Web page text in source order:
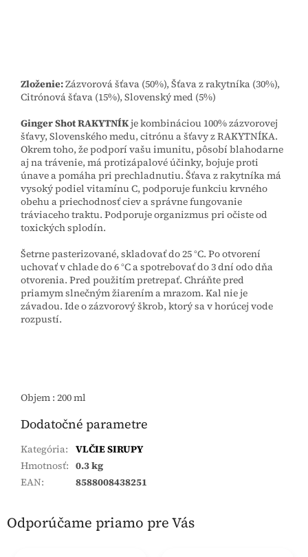
Zloženie:Zázvorová šťava (50%), Šťava z rakytníka (30%),
Citrónová šťava (15%), Slovenský med (5%)
Ginger ShotRAKYTNÍKje kombináciou 100% zázvorovej
šťavy, Slovenského medu, citrónu a šťavy z RAKYTNÍKA.
Okrem toho, že podporí vašu imunitu, pôsobí blahodarne
aj na trávenie, má protizápalové účinky, bojuje proti
únave a pomáha pri prechladnutiu. Šťava z rakytníka má
vysoký podiel vitamínu C, podporuje funkciu krvného
obehu a priechodnosť ciev a správne fungovanie
tráviaceho traktu. Podporuje organizmus pri očiste od
toxických splodín.
Šetrne pasterizované, skladovať do 25 °C. Po otvorení
uchovať v chlade do 6 °C a spotrebovať do 3 dní odo dňa
otvorenia. Pred použitím pretrepať. Chráňte pred
priamym slnečným žiarením a mrazom. Kal nie je
závadou. Ide o zázvorový škrob, ktorý sa v horúcej vode
rozpustí.
Objem : 200 ml
Dodatočné parametre
Kategória: VLČIE SIRUPY
Hmotnosť: 0.3 kg
EAN: 8588008438251
Odporúčame priamo pre Vás